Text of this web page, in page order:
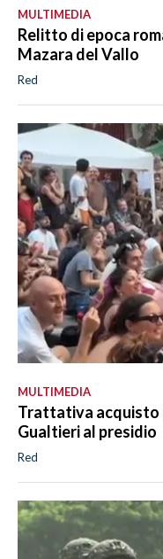
MULTIMEDIA
Relitto di epoca
Mazara del Vallo
Red
MULTIMEDIA
Trattativa acquisto
Gualtieri al presidio
Red